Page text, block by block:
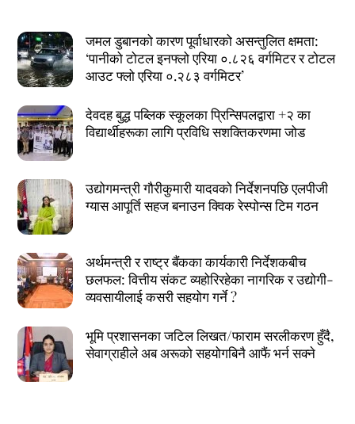
जमल डुबानको कारण पूर्वाधारको असन्तुलित क्षमता:
‘पानीको टोटल इनफ्लो एरिया ०.८२६ वर्गमिटर र टोटल
आउट फ्लो एरिया ०.२८३ वर्गमिटर’
देवदह बुद्ध पब्लिक स्कूलका प्रिन्सिपलद्वारा +२ का
विद्यार्थीहरूका लागि प्रविधि सशक्तिकरणमा जोड
उद्योगमन्त्री गौरीकुमारी यादवको निर्देशनपछि एलपीजी
ग्यास आपूर्ति सहज बनाउन क्विक रेस्पोन्स टिम गठन
अर्थमन्त्री र राष्ट्र बैंकका कार्यकारी निर्देशकबीच
छलफल: वित्तीय संकट व्यहोरिरहेका नागरिक र उद्योगी-
व्यवसायीलाई कसरी सहयोग गर्ने ?
भूमि प्रशासनका जटिल लिखत/फाराम सरलीकरण हुँदै,
सेवाग्राहीले अब अरूको सहयोगबिनै आफैं भर्न सक्ने